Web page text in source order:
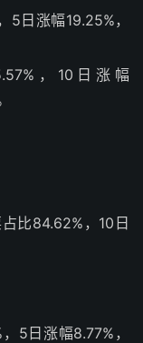
日涨幅19.25%，
，10日涨幅
比84.62%，10日
5日涨幅8.77%，